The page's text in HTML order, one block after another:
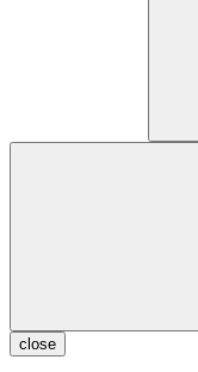
close